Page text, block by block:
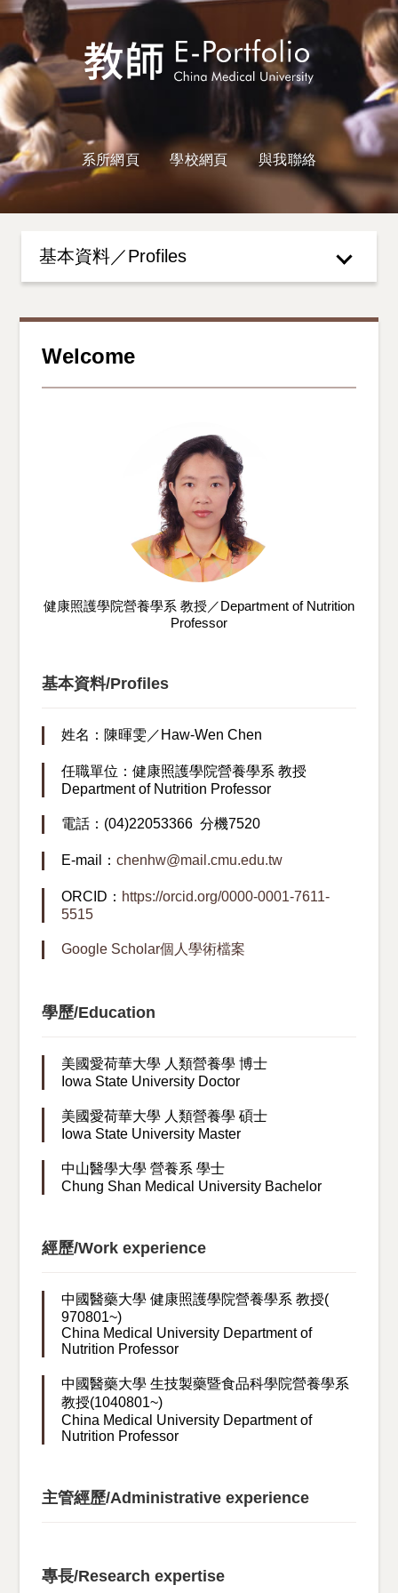
系所網頁 學校網頁 與我聯絡
Welcome
健康照護學院營養學系 教授／Department of Nutrition
Professor
基本資料/Profiles
姓名：陳暉雯／Haw-Wen Chen
任職單位：健康照護學院營養學系 教授
Department of Nutrition Professor
電話：(04)22053366 分機7520
E-mail：chenhw@mail.cmu.edu.tw
ORCID： https://orcid.org/0000-0001-7611-
5515
Google Scholar個人學術檔案
學歷/Education
美國愛荷華大學 人類營養學 博士
Iowa State University Doctor
美國愛荷華大學 人類營養學 碩士
Iowa State University Master
中山醫學大學 營養系 學士
Chung Shan Medical University Bachelor
經歷/Work experience
中國醫藥大學 健康照護學院營養學系 教授(
970801~)
China Medical University Department of
Nutrition Professor
中國醫藥大學 生技製藥暨食品科學院營養學系
教授(1040801~)
China Medical University Department of
Nutrition Professor
主管經歷/Administrative experience
專長/Research expertise
基本資料／Profiles